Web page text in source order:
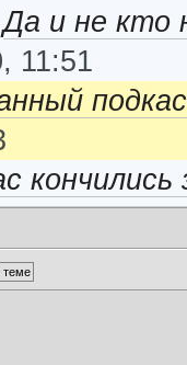
Да и не кто
11:51
кончились